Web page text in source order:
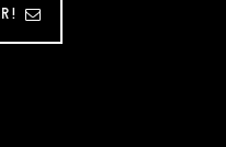
!